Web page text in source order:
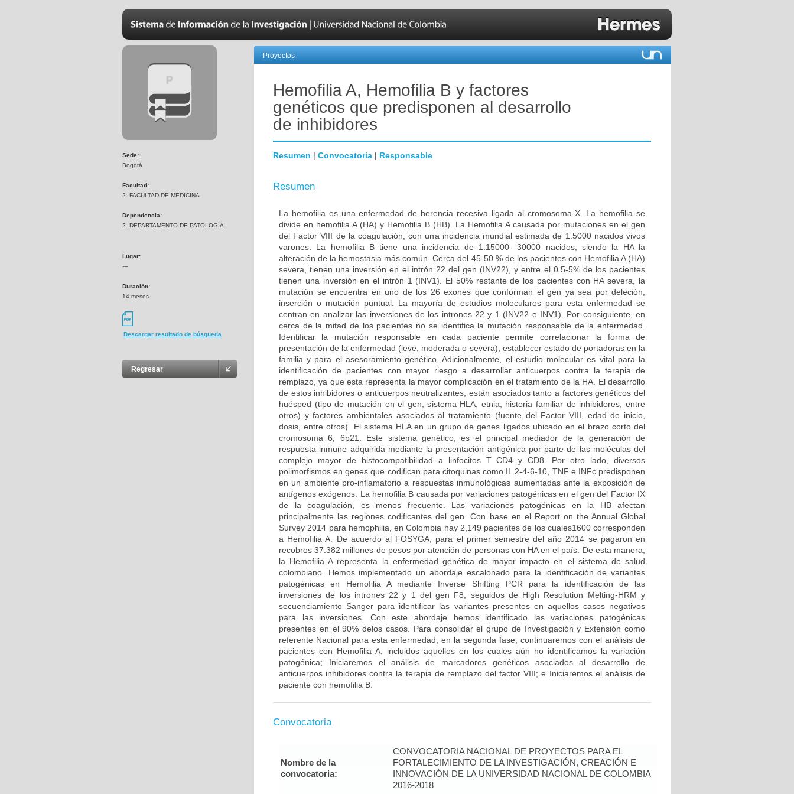
Sede:
Bogotá
Facultad:
2- FACULTAD DE MEDICINA
Dependencia:
2- DEPARTAMENTO DE PATOLOGÍA
Lugar:
---
Duración:
14 meses
Descargar resultado de búsqueda
Regresar
Proyectos
Hemofilia A, Hemofilia B y factores
genéticos que predisponen al desarrollo
de inhibidores
Resumen | Convocatoria | Responsable
Resumen
La hemofilia es una enfermedad de herencia recesiva ligada al cromosoma X. La hemofilia se
divide en hemofilia A (HA) y Hemofilia B (HB). La Hemofilia A causada por mutaciones en el gen
del Factor VIII de la coagulación, con una incidencia mundial estimada de 1:5000 nacidos vivos
varones. La hemofilia B tiene una incidencia de 1:15000- 30000 nacidos, siendo la HA la
alteración de la hemostasia más común. Cerca del 45-50 % de los pacientes con Hemofilia A (HA)
severa, tienen una inversión en el intrón 22 del gen (INV22), y entre el 0.5-5% de los pacientes
tienen una inversión en el intrón 1 (INV1). El 50% restante de los pacientes con HA severa, la
mutación se encuentra en uno de los 26 exones que conforman el gen ya sea por deleción,
inserción o mutación puntual. La mayoría de estudios moleculares para esta enfermedad se
centran en analizar las inversiones de los intrones 22 y 1 (INV22 e INV1). Por consiguiente, en
cerca de la mitad de los pacientes no se identifica la mutación responsable de la enfermedad.
Identificar la mutación responsable en cada paciente permite correlacionar la forma de
presentación de la enfermedad (leve, moderada o severa), establecer estado de portadoras en la
familia y para el asesoramiento genético. Adicionalmente, el estudio molecular es vital para la
identificación de pacientes con mayor riesgo a desarrollar anticuerpos contra la terapia de
remplazo, ya que esta representa la mayor complicación en el tratamiento de la HA. El desarrollo
de estos inhibidores o anticuerpos neutralizantes, están asociados tanto a factores genéticos del
huésped (tipo de mutación en el gen, sistema HLA, etnia, historia familiar de inhibidores, entre
otros) y factores ambientales asociados al tratamiento (fuente del Factor VIII, edad de inicio,
dosis, entre otros). El sistema HLA en un grupo de genes ligados ubicado en el brazo corto del
cromosoma 6, 6p21. Este sistema genético, es el principal mediador de la generación de
respuesta inmune adquirida mediante la presentación antigénica por parte de las moléculas del
complejo mayor de histocompatibilidad a linfocitos T CD4 y CD8. Por otro lado, diversos
polimorfismos en genes que codifican para citoquinas como IL 2-4-6-10, TNF e INFc predisponen
en un ambiente pro-inflamatorio a respuestas inmunológicas aumentadas ante la exposición de
antígenos exógenos. La hemofilia B causada por variaciones patogénicas en el gen del Factor IX
de la coagulación, es menos frecuente. Las variaciones patogénicas en la HB afectan
principalmente las regiones codificantes del gen. Con base en el Report on the Annual Global
Survey 2014 para hemophilia, en Colombia hay 2,149 pacientes de los cuales1600 corresponden
a Hemofilia A. De acuerdo al FOSYGA, para el primer semestre del año 2014 se pagaron en
recobros 37.382 millones de pesos por atención de personas con HA en el país. De esta manera,
la Hemofilia A representa la enfermedad genética de mayor impacto en el sistema de salud
colombiano. Hemos implementado un abordaje escalonado para la identificación de variantes
patogénicas en Hemofilia A mediante Inverse Shifting PCR para la identificación de las
inversiones de los intrones 22 y 1 del gen F8, seguidos de High Resolution Melting-HRM y
secuenciamiento Sanger para identificar las variantes presentes en aquellos casos negativos
para las inversiones. Con este abordaje hemos identificado las variaciones patogénicas
presentes en el 90% delos casos. Para consolidar el grupo de Investigación y Extensión como
referente Nacional para esta enfermedad, en la segunda fase, continuaremos con el análisis de
pacientes con Hemofilia A, incluidos aquellos en los cuales aún no identificamos la variación
patogénica; Iniciaremos el análisis de marcadores genéticos asociados al desarrollo de
anticuerpos inhibidores contra la terapia de remplazo del factor VIII; e Iniciaremos el análisis de
paciente con hemofilia B.
Convocatoria
Nombre de la
convocatoria:
CONVOCATORIA NACIONAL DE PROYECTOS PARA EL
FORTALECIMIENTO DE LA INVESTIGACIÓN, CREACIÓN E
INNOVACIÓN DE LA UNIVERSIDAD NACIONAL DE COLOMBIA
2016-2018